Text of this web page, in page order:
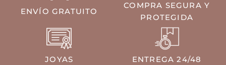
ENVÍO GRATUITO
COMPRA SEGURA Y
PROTEGIDA
JOYAS
ENTREGA 24/48